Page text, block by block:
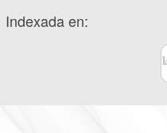
Indexada en: